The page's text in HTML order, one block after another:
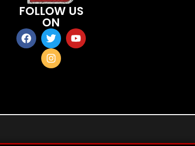
FOLLOW US
ON